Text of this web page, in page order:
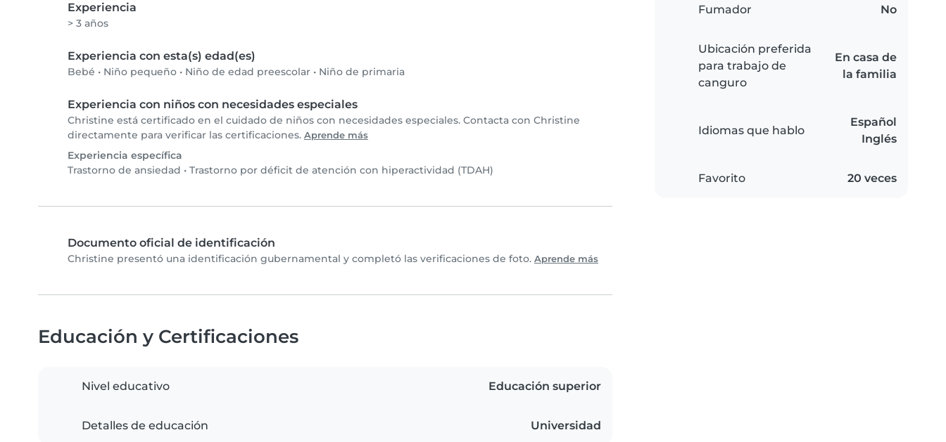
Experiencia
> 3 años
Experiencia con esta(s) edad(es)
Bebé • Niño pequeño • Niño de edad preescolar • Niño de primaria
Experiencia con niños con necesidades especiales
Christine está certificado en el cuidado de niños con necesidades especiales. Contacta con Christine
directamente para verificar las certificaciones. Aprende más
Experiencia específica
Trastorno de ansiedad • Trastorno por déficit de atención con hiperactividad (TDAH)
Documento oficial de identificación
Christine presentó una identificación gubernamental y completó las verificaciones de foto. Aprende más
Fumador No
Ubicación preferida
para trabajo de
canguro
En casa de
la familia
Idiomas que hablo
Español
Inglés
Favorito 20 veces
Educación y Certificaciones
Nivel educativo Educación superior
Detalles de educación Universidad